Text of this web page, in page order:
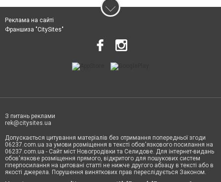
Реклама на сайті
Франшиза "CitySites"
З питань реклами
rek@citysites.ua
Допускається цитування матеріалів без отримання попередньої згоди
06237.com.ua за умови розміщення в тексті обов'язкового посилання на
06237.com.ua - Сайт міст Новогродівки та Селидове. Для інтернет-видань
обов'язкове розміщення прямого, відкритого для пошукових систем
гіперпосилання на цитовані статті не нижче другого абзацу в тексті або в
якості джерела. Порушення виняткових прав переслідується Законом.